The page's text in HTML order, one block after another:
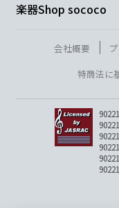
楽器Shop sococo
会社概要
特商法に